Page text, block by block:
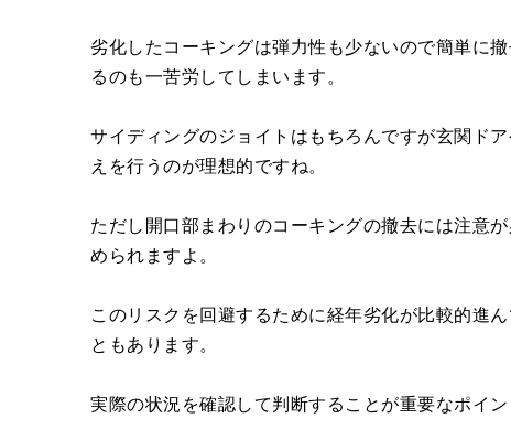
劣化したコーキングは弾力性も少ないので簡単に
るのも一苦労してしまいます。
サイディングのジョイトはもちろんですが玄関ド
えを行うのが理想的ですね。
ただし開口部まわりのコーキングの撤去には注意
められますよ。
このリスクを回避するために経年劣化が比較的進
ともあります。
実際の状況を確認して判断することが重要なポイン